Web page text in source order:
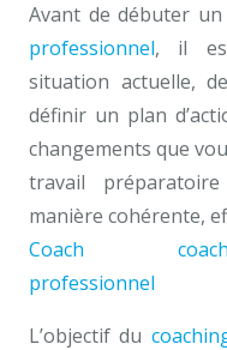
Avant de débuter
professionnel, il est
situation actuelle,
définir un plan
changements que
travail
manière cohérente,
Coach Bruxelles
professionnel
L’objectif du